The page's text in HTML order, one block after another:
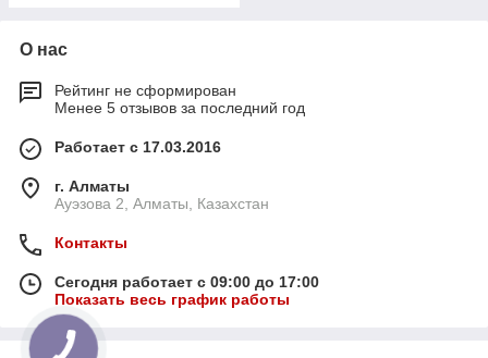
О нас
Рейтинг не сформирован
Менее 5 отзывов за последний год
Работает с 17.03.2016
г. Алматы
Ауэзова 2, Алматы, Казахстан
Контакты
Сегодня работает с 09:00 до 17:00
Показать весь график работы